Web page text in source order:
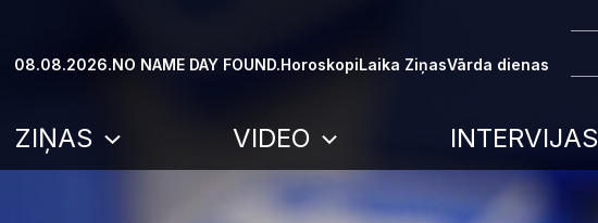
content
08.08.2026.NO NAME DAY FOUND.HoroskopiLaika ZiņasVārda dienas
ZIŅAS VIDEO INTERVIJAS